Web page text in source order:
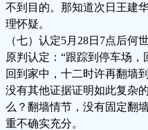
不到目的。那知道次日王建
理怀疑。
（七）认定5月28日7点后何
原判认定：“跟踪到停车场
回到家中，十二时许再翻墙
没有其他证据证明如此复杂
么？翻墙情节，没有固定翻
重不确实充分。